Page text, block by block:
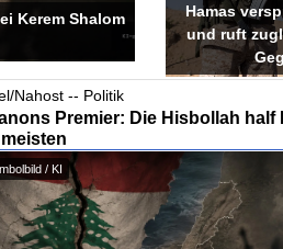
Kerem Shalom
Hamas
und ruft
Nahost -- Politik
Premier: Die Hisbollah half
/ KI